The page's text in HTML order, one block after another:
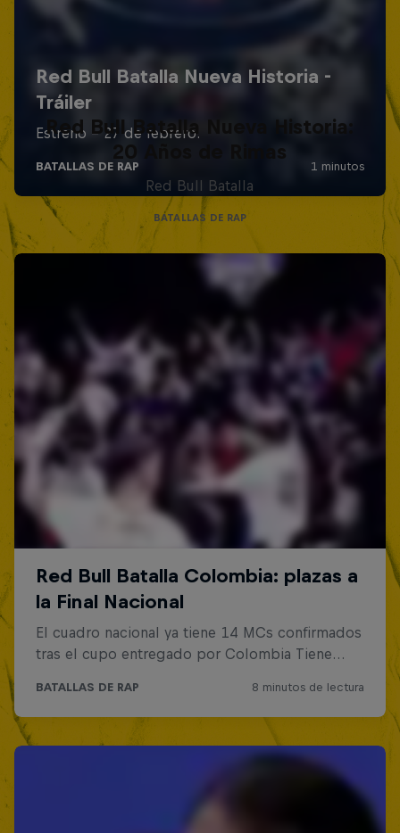
Red Bull Batalla Nueva Historia:
20 Años de Rimas
Red Bull Batalla
BATALLAS DE RAP